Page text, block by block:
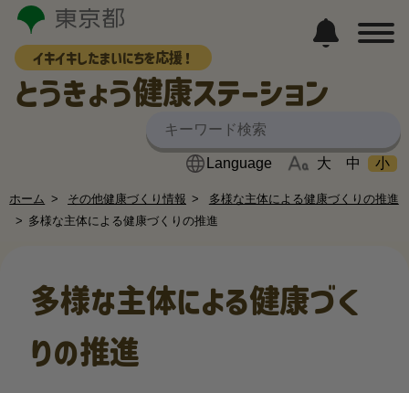
イキイキしたまいにちを応援！
とうきょう健康ステーション
大 中 小
ホーム その他健康づくり情報
多様な主体による健康づくりの推進
多様な主体による健康づくりの推進
多様な主体による健康づく
りの推進